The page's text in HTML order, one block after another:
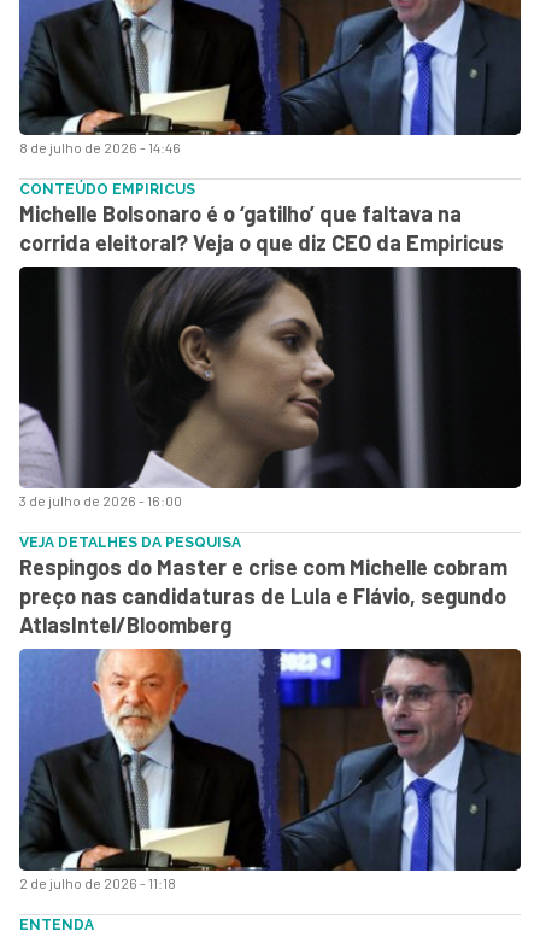
8 de julho de 2026 - 14:46
3 de julho de 2026 - 16:00
CONTEÚDO EMPIRICUS
Michelle Bolsonaro é o ‘gatilho’ que faltava na
corrida eleitoral? Veja o que diz CEO da Empiricus
2 de julho de 2026 - 11:18
VEJA DETALHES DA PESQUISA
Respingos do Master e crise com Michelle cobram
preço nas candidaturas de Lula e Flávio, segundo
AtlasIntel/Bloomberg
ENTENDA